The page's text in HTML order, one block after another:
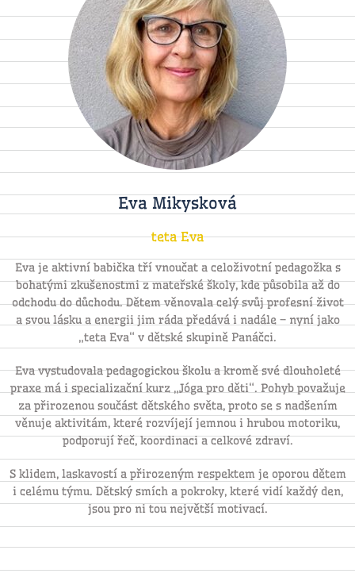
Eva Mikysková
teta Eva
Eva je aktivní babička tří vnoučat a celoživotní pedagožka s
bohatými zkušenostmi z mateřské školy, kde působila až do
odchodu do důchodu. Dětem věnovala celý svůj profesní život
a svou lásku a energii jim ráda předává i nadále – nyní jako
„teta Eva“ v dětské skupině Panáčci.
Eva vystudovala pedagogickou školu a kromě své dlouholeté
praxe má i specializační kurz „Jóga pro děti“. Pohyb považuje
za přirozenou součást dětského světa, proto se s nadšením
věnuje aktivitám, které rozvíjejí jemnou i hrubou motoriku,
podporují řeč, koordinaci a celkové zdraví.
S klidem, laskavostí a přirozeným respektem je oporou dětem
i celému týmu. Dětský smích a pokroky, které vidí každý den,
jsou pro ni tou největší motivací.